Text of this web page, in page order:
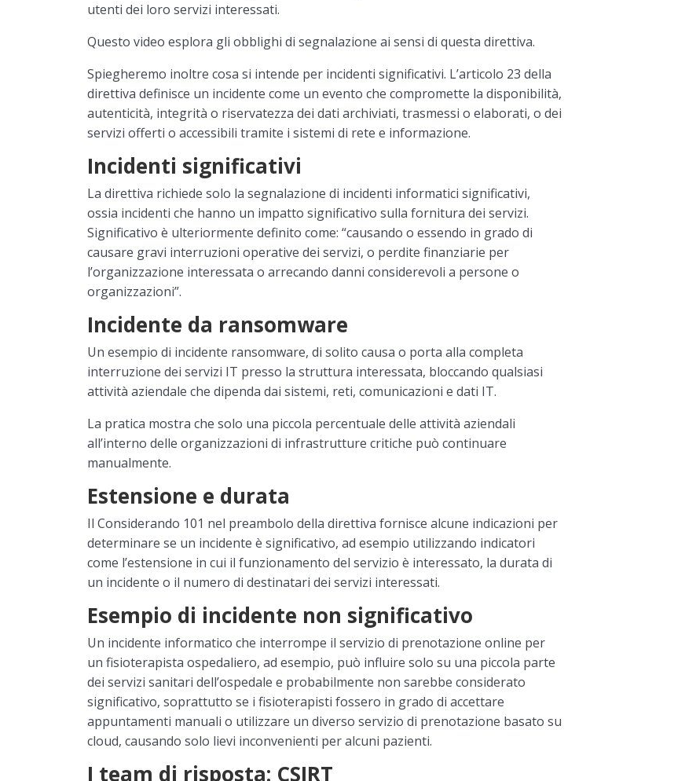
utenti dei loro servizi interessati.
Questo video esplora gli obblighi di segnalazione ai sensi di questa direttiva.
Spiegheremo inoltre cosa si intende per incidenti significativi. L’articolo 23 della
direttiva definisce un incidente come un evento che compromette la disponibilità,
autenticità, integrità o riservatezza dei dati archiviati, trasmessi o elaborati, o dei
servizi offerti o accessibili tramite i sistemi di rete e informazione.
Incidenti significativi
La direttiva richiede solo la segnalazione di incidenti informatici significativi,
ossia incidenti che hanno un impatto significativo sulla fornitura dei servizi.
Significativo è ulteriormente definito come: “causando o essendo in grado di
causare gravi interruzioni operative dei servizi, o perdite finanziarie per
l’organizzazione interessata o arrecando danni considerevoli a persone o
organizzazioni”.
Incidente da ransomware
Un esempio di incidente ransomware, di solito causa o porta alla completa
interruzione dei servizi IT presso la struttura interessata, bloccando qualsiasi
attività aziendale che dipenda dai sistemi, reti, comunicazioni e dati IT.
La pratica mostra che solo una piccola percentuale delle attività aziendali
all’interno delle organizzazioni di infrastrutture critiche può continuare
manualmente.
Estensione e durata
Il Considerando 101 nel preambolo della direttiva fornisce alcune indicazioni per
determinare se un incidente è significativo, ad esempio utilizzando indicatori
come l’estensione in cui il funzionamento del servizio è interessato, la durata di
un incidente o il numero di destinatari dei servizi interessati.
Esempio di incidente non significativo
Un incidente informatico che interrompe il servizio di prenotazione online per
un fisioterapista ospedaliero, ad esempio, può influire solo su una piccola parte
dei servizi sanitari dell’ospedale e probabilmente non sarebbe considerato
significativo, soprattutto se i fisioterapisti fossero in grado di accettare
appuntamenti manuali o utilizzare un diverso servizio di prenotazione basato su
cloud, causando solo lievi inconvenienti per alcuni pazienti.
I team di risposta: CSIRT